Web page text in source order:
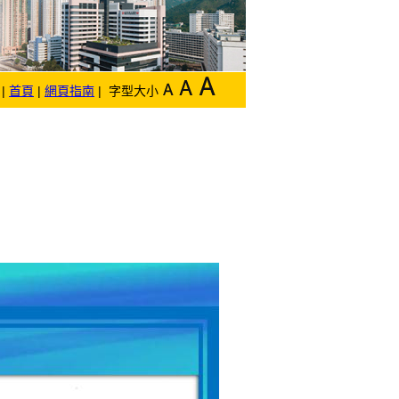
| 首頁 | 網頁指南 | 字型大小